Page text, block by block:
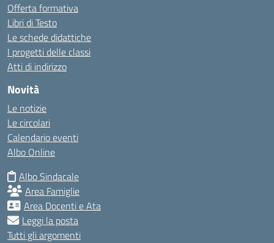
Offerta formativa
Libri di Testo
Le schede didattiche
I progetti delle classi
Atti di indirizzo
Novità
Le notizie
Le circolari
Calendario eventi
Albo Online
Albo Sindacale
Area Famiglie
Area Docenti e Ata
Leggi la posta
Tutti gli argomenti